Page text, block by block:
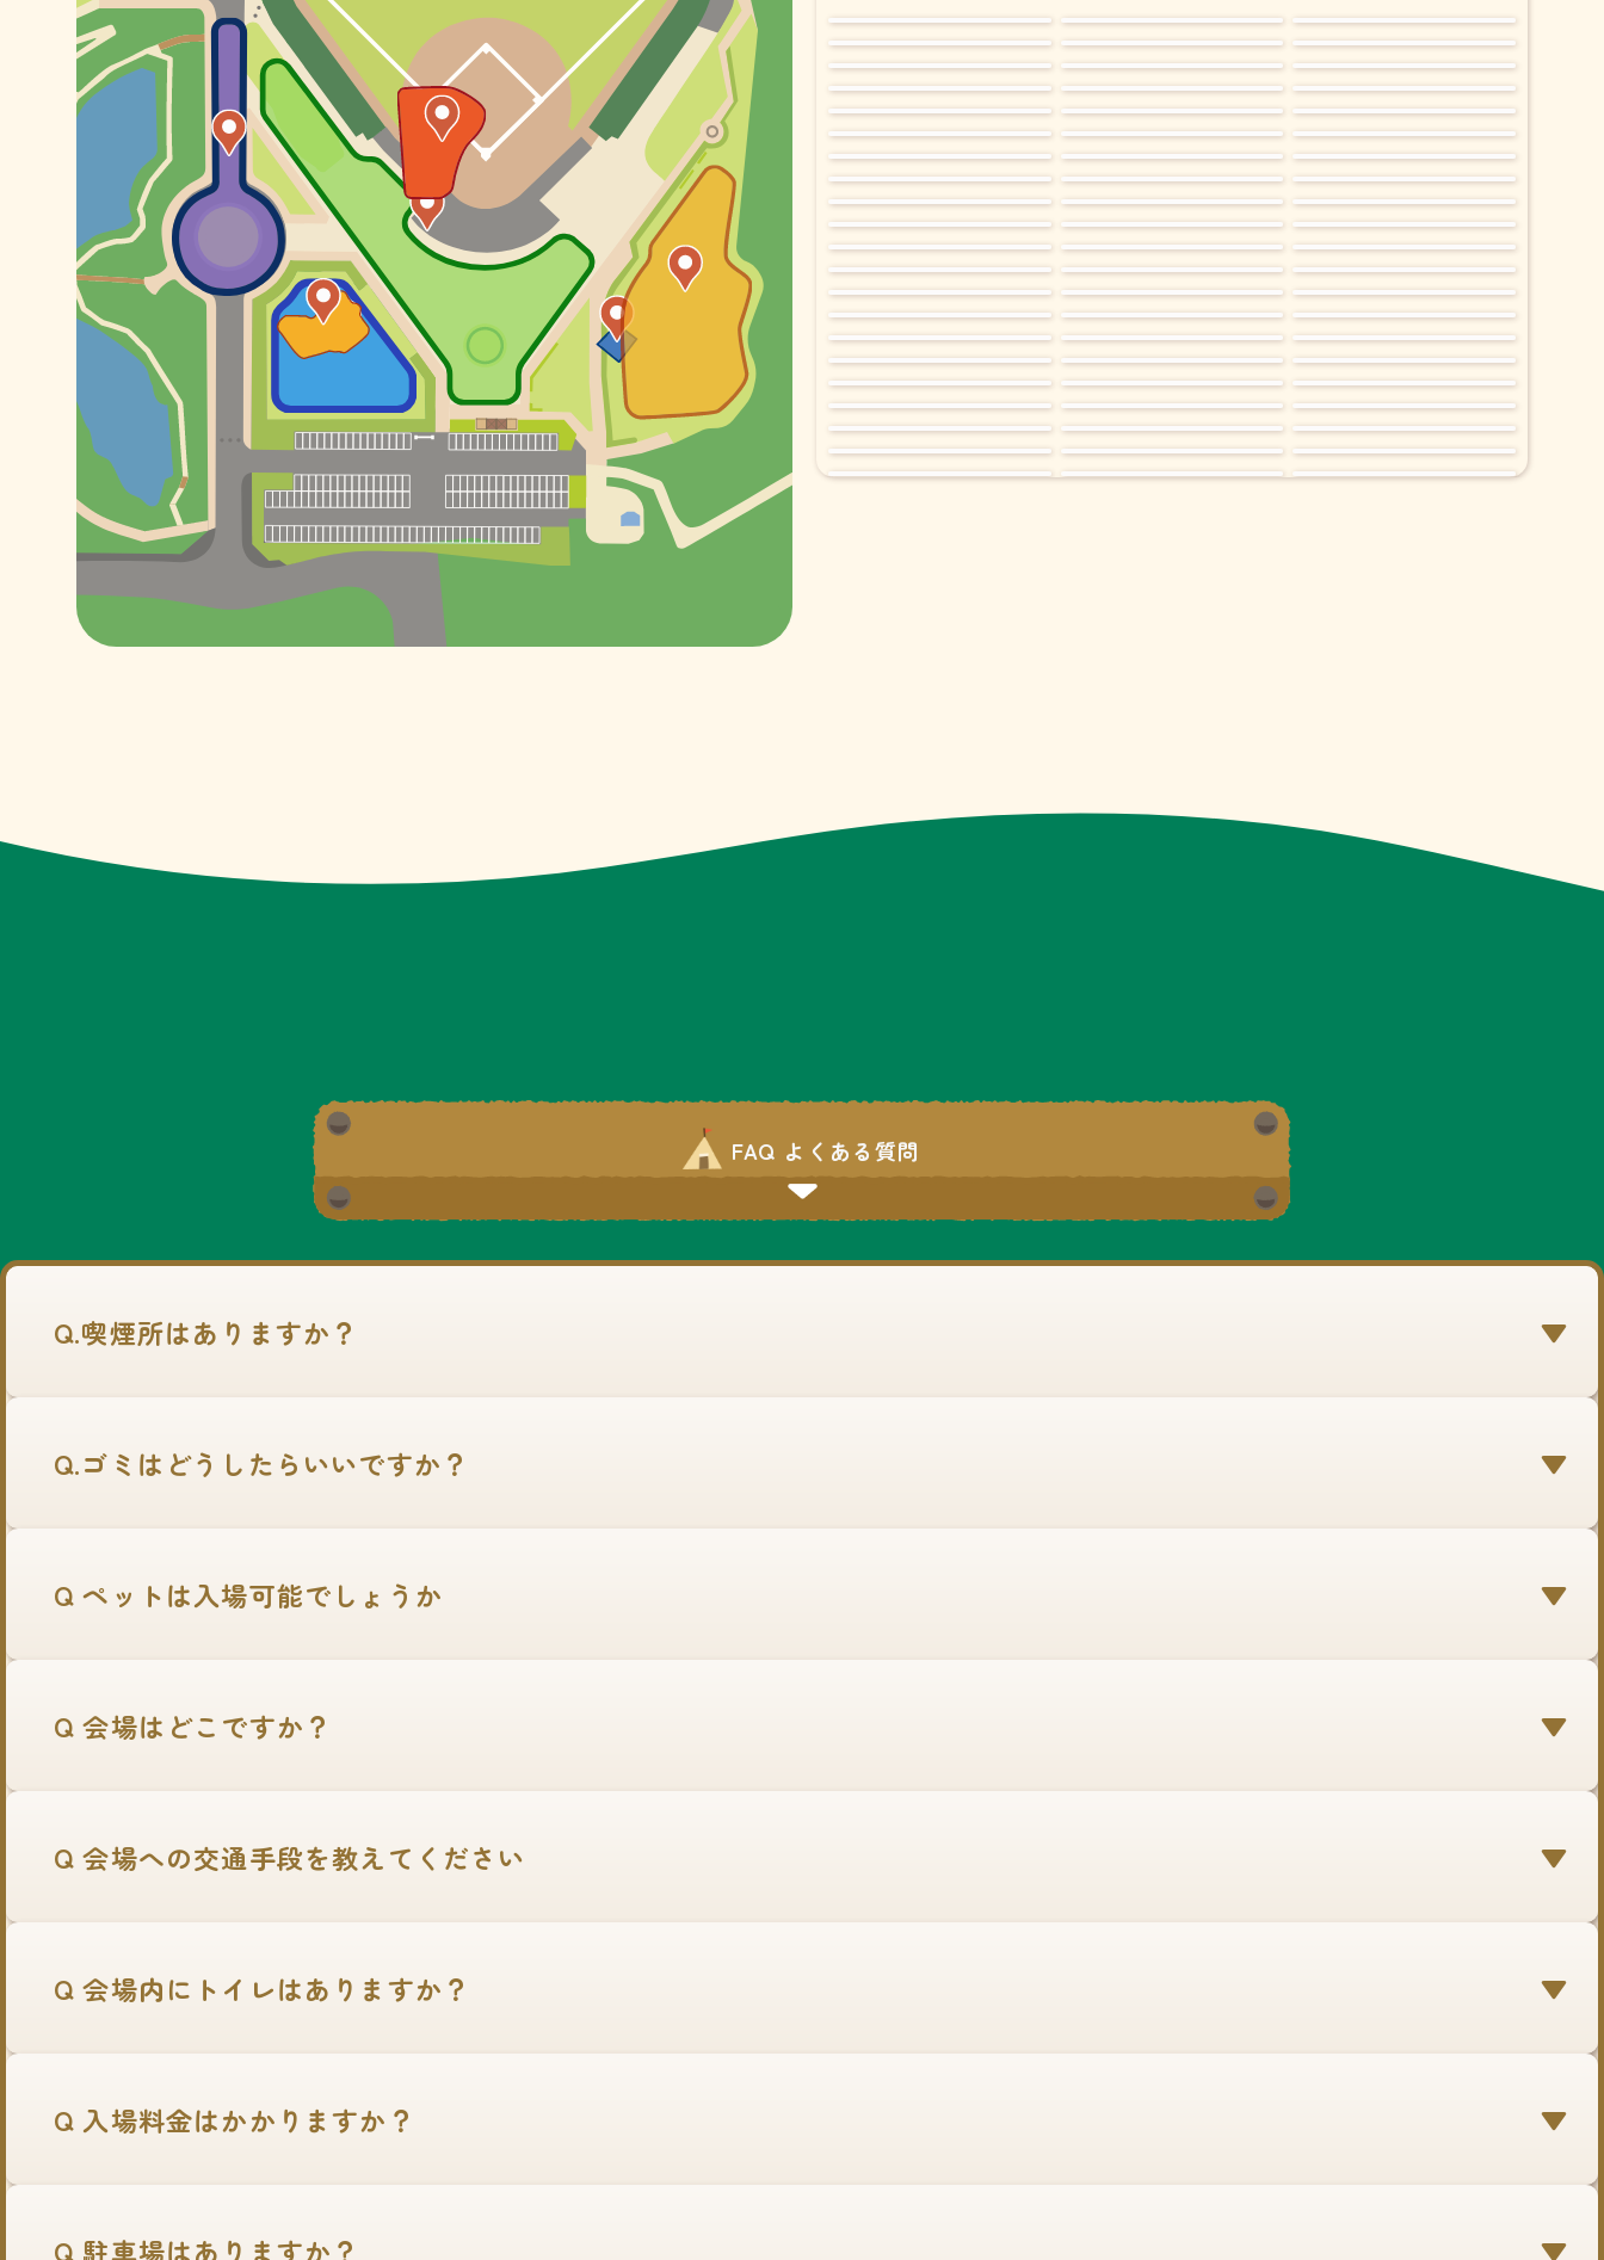
FAQ よくある質問
Q.喫煙所はありますか？
Q.ゴミはどうしたらいいですか？
Q ペットは入場可能でしょうか
Q 会場はどこですか？
Q 会場への交通手段を教えてください
Q 会場内にトイレはありますか？
Q 入場料金はかかりますか？
Q 駐車場はありますか？